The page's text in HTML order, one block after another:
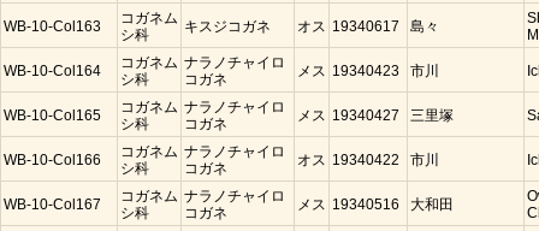
WB-10-Col163
コガネム
シ科
キスジコガネ オス 19340617 島々
WB-10-Col164
コガネム
シ科
ナラノチャイロ
コガネ
メス 19340423 市川
WB-10-Col165
コガネム
シ科
ナラノチャイロ
コガネ
メス 19340427 三里塚
WB-10-Col166
コガネム
シ科
ナラノチャイロ
コガネ
オス 19340422 市川
WB-10-Col167
コガネム
シ科
ナラノチャイロ
コガネ
メス 19340516 大和田